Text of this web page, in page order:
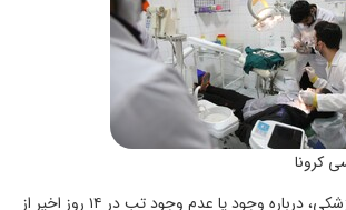
کرونا
در کلینیک‌های دندانپزشکی، درباره وجود یا عدم وجود تب در ۱۴ روز اخیر از